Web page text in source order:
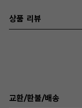
상품 리뷰
교환/환불/배송